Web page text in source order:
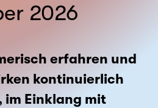
2026
erfahren und
kontinuierlich
Einklang mit